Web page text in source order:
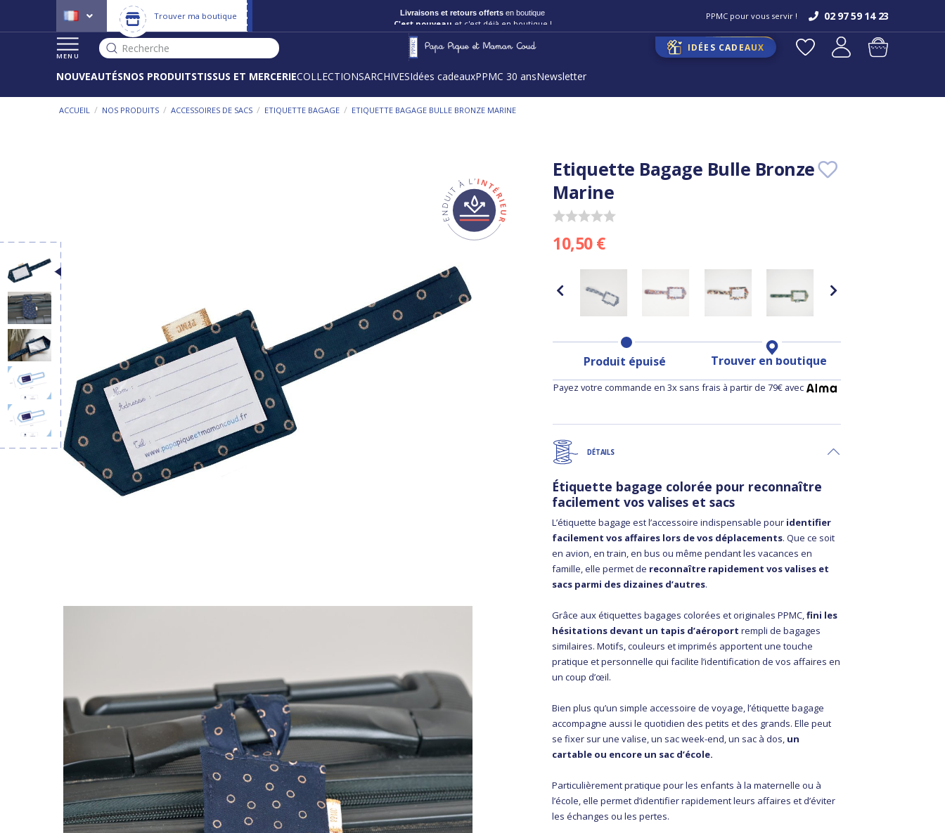
Trouver ma boutique
C'est nouveau et c'est déjà en boutique !
PPMC pour vous servir ! 02 97 59 14 23
MENU
Recherche IDÉES CADEAUX
NOUVEAUTÉSNOS PRODUITSTISSUS ET MERCERIECOLLECTIONSARCHIVESIdées cadeauxPPMC 30 ansNewsletter
ACCUEIL / NOS PRODUITS / ACCESSOIRES DE SACS / ETIQUETTE BAGAGE / ETIQUETTE BAGAGE BULLE BRONZE MARINE
Etiquette Bagage Bulle Bronze
Marine
10,50 €
Produit épuisé Trouver en boutique
Payez votre commande en 3x sans frais à partir de 79€ avec
DÉTAILS
Étiquette bagage colorée pour reconnaître
facilement vos valises et sacs
L’étiquette bagage est l’accessoire indispensable pour identifier
facilement vos affaires lors de vos déplacements. Que ce soit
en avion, en train, en bus ou même pendant les vacances en
famille, elle permet de reconnaître rapidement vos valises et
sacs parmi des dizaines d’autres.
Grâce aux étiquettes bagages colorées et originales PPMC,fini les
hésitations devant un tapis d’aéroport rempli de bagages
similaires. Motifs, couleurs et imprimés apportent une touche
pratique et personnelle qui facilite l’identification de vos affaires en
un coup d’œil.
Bien plus qu’un simple accessoire de voyage, l’étiquette bagage
accompagne aussi le quotidien des petits et des grands. Elle peut
se fixer sur une valise, un sac week-end, un sac à dos, un
cartable ou encore un sac d’école.
Particulièrement pratique pour les enfants à la maternelle ou à
l’école, elle permet d’identifier rapidement leurs affaires et d’éviter
les échanges ou les pertes.